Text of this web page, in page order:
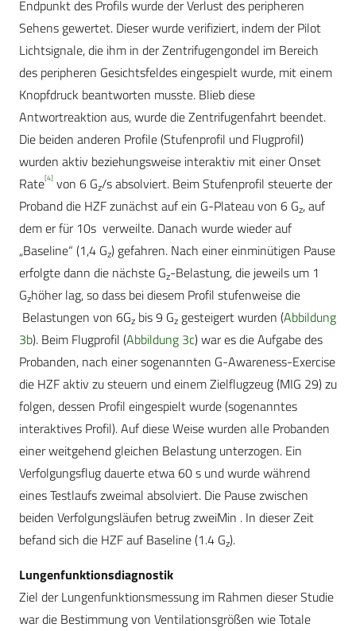
Endpunkt des Profils wurde der Verlust des peripheren
Sehens gewertet. Dieser wurde verifiziert, indem der Pilot
Lichtsignale, die ihm in der Zentrifugengondel im Bereich
des peripheren Gesichtsfeldes eingespielt wurde, mit einem
Knopfdruck beantworten musste. Blieb diese
Antwortreaktion aus, wurde die Zentrifugenfahrt beendet.
Die beiden anderen Profile (Stufenprofil und Flugprofil)
wurden aktiv beziehungsweise interaktiv mit einer Onset
Rate[4] von 6 Gz/s absolviert. Beim Stufenprofil steuerte der
Proband die HZF zunächst auf ein G-Plateau von 6 Gz, auf
dem er für 10
verweilte. Danach wurde wieder auf
„Baseline“ (1,4 Gz) gefahren. Nach einer einminütigen Pause
erfolgte dann die nächste Gz-Belastung, die jeweils um 1
Gzhöher lag, so dass bei diesem Profil stufenweise die
Belastungen von 6Gz bis 9 Gz gesteigert wurden (Abbildung
3b). Beim Flugprofil (Abbildung 3c) war es die Aufgabe des
Probanden, nach einer sogenannten G-Awareness-Exercise
die HZF aktiv zu steuern und einem Zielflugzeug (MIG 29) zu
folgen, dessen Profil eingespielt wurde (sogenanntes
interaktives Profil). Auf diese Weise wurden alle Probanden
einer weitgehend gleichen Belastung unterzogen. Ein
Verfolgungsflug dauerte etwa 60 s und wurde während
eines Testlaufs zweimal absolviert. Die Pause zwischen
beiden Verfolgungsläufen betrug zwei
. In dieser Zeit
befand sich die HZF auf Baseline (1.4 Gz).
Lungenfunktionsdiagnostik
Ziel der Lungenfunktionsmessung im Rahmen dieser Studie
war die Bestimmung von Ventilationsgrößen wie Totale